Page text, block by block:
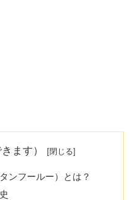
ます）
ンフールー）とは？